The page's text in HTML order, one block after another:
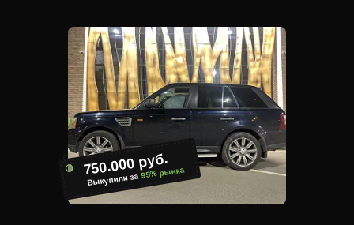
750.000 руб.
Выкупили за95% рынка